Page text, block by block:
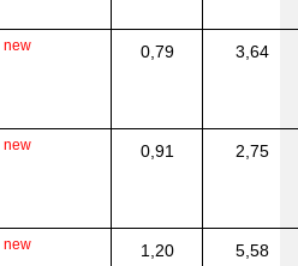
new 0,79 3,64
new 0,91 2,75
new 1,20 5,58